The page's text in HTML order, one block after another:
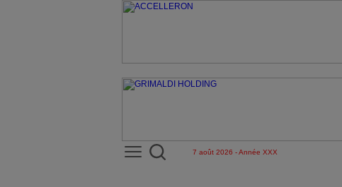
7 août 2026 - Année XXX